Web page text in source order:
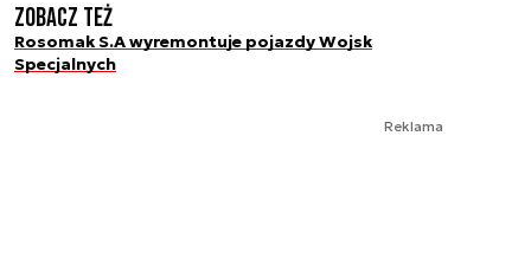
Zobacz też
Rosomak S.A wyremontuje pojazdy Wojsk
Specjalnych
Reklama